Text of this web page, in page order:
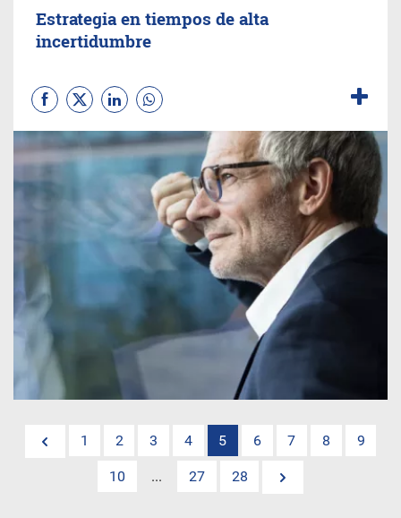
Estrategia en tiempos de alta
incertidumbre
1 2 3 4 5 6 7 8 9
10 ... 27 28